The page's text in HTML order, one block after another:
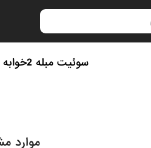
سوئیت مبله 2خوابه نوساز در شیرود
موارد